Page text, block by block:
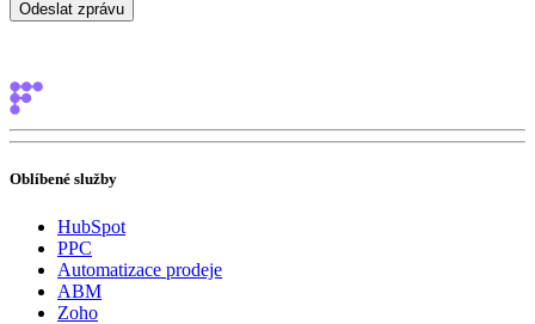
Oblíbené služby
HubSpot
PPC
Automatizace prodeje
ABM
Zoho